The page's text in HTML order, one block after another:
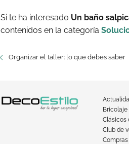
Si te ha interesado Un baño
contenidos en la categoría
Organizar el taller: lo que debes saber
Bricolaje
Clásicos
Club de
Compras